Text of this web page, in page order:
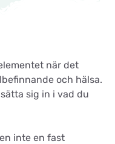
när det
och hälsa.
sig in i vad du
inte en fast